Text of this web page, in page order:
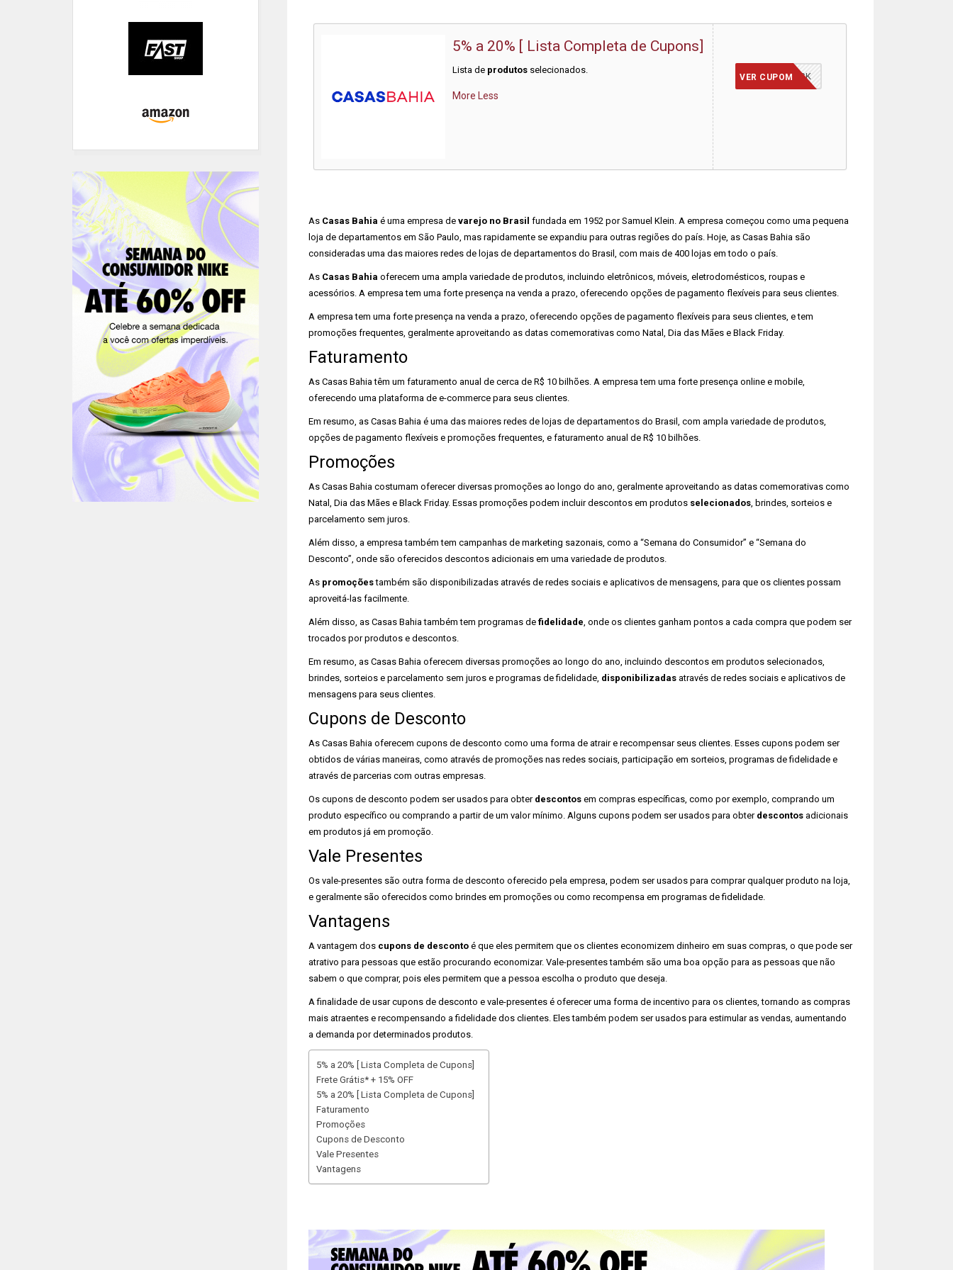
5% a 20% [ Lista Completa de Cupons]
Lista de produtos selecionados.
More Less
BLACK
VER CUPOM
As Casas Bahia é uma empresa devarejo no Brasil fundada em 1952 por Samuel Klein. A empresa começou como uma pequena
loja de departamentos em São Paulo, mas rapidamente se expandiu para outras regiões do país. Hoje, as Casas Bahia são
consideradas uma das maiores redes de lojas de departamentos do Brasil, com mais de 400 lojas em todo o país.
As Casas Bahia oferecem uma ampla variedade de produtos, incluindo eletrônicos, móveis, eletrodomésticos, roupas e
acessórios. A empresa tem uma forte presença na venda a prazo, oferecendo opções de pagamento flexíveis para seus clientes.
A empresa tem uma forte presença na venda a prazo, oferecendo opções de pagamento flexíveis para seus clientes, e tem
promoções frequentes, geralmente aproveitando as datas comemorativas como Natal, Dia das Mães e Black Friday.
Faturamento
As Casas Bahia têm um faturamento anual de cerca de R$ 10 bilhões. A empresa tem uma forte presença online e mobile,
oferecendo uma plataforma de e-commerce para seus clientes.
Em resumo, as Casas Bahia é uma das maiores redes de lojas de departamentos do Brasil, com ampla variedade de produtos,
opções de pagamento flexíveis e promoções frequentes, e faturamento anual de R$ 10 bilhões.
Promoções
As Casas Bahia costumam oferecer diversas promoções ao longo do ano, geralmente aproveitando as datas comemorativas como
Natal, Dia das Mães e Black Friday. Essas promoções podem incluir descontos em produtos selecionados, brindes, sorteios e
parcelamento sem juros.
Além disso, a empresa também tem campanhas de marketing sazonais, como a “Semana do Consumidor” e “Semana do
Desconto”, onde são oferecidos descontos adicionais em uma variedade de produtos.
As promoçõestambém são disponibilizadas através de redes sociais e aplicativos de mensagens, para que os clientes possam
aproveitá-las facilmente.
Além disso, as Casas Bahia também tem programas de fidelidade, onde os clientes ganham pontos a cada compra que podem ser
trocados por produtos e descontos.
Em resumo, as Casas Bahia oferecem diversas promoções ao longo do ano, incluindo descontos em produtos selecionados,
brindes, sorteios e parcelamento sem juros e programas de fidelidade, disponibilizadas através de redes sociais e aplicativos de
mensagens para seus clientes.
Cupons de Desconto
As Casas Bahia oferecem cupons de desconto como uma forma de atrair e recompensar seus clientes. Esses cupons podem ser
obtidos de várias maneiras, como através de promoções nas redes sociais, participação em sorteios, programas de fidelidade e
através de parcerias com outras empresas.
Os cupons de desconto podem ser usados para obter descontos em compras específicas, como por exemplo, comprando um
produto específico ou comprando a partir de um valor mínimo. Alguns cupons podem ser usados para obter descontos adicionais
em produtos já em promoção.
Vale Presentes
Os vale-presentes são outra forma de desconto oferecido pela empresa, podem ser usados para comprar qualquer produto na loja,
e geralmente são oferecidos como brindes em promoções ou como recompensa em programas de fidelidade.
Vantagens
A vantagem doscupons de descontoé que eles permitem que os clientes economizem dinheiro em suas compras, o que pode ser
atrativo para pessoas que estão procurando economizar. Vale-presentes também são uma boa opção para as pessoas que não
sabem o que comprar, pois eles permitem que a pessoa escolha o produto que deseja.
A finalidade de usar cupons de desconto e vale-presentes é oferecer uma forma de incentivo para os clientes, tornando as compras
mais atraentes e recompensando a fidelidade dos clientes. Eles também podem ser usados para estimular as vendas, aumentando
a demanda por determinados produtos.
5% a 20% [ Lista Completa de Cupons]
Frete Grátis* + 15% OFF
5% a 20% [ Lista Completa de Cupons]
Faturamento
Promoções
Cupons de Desconto
Vale Presentes
Vantagens